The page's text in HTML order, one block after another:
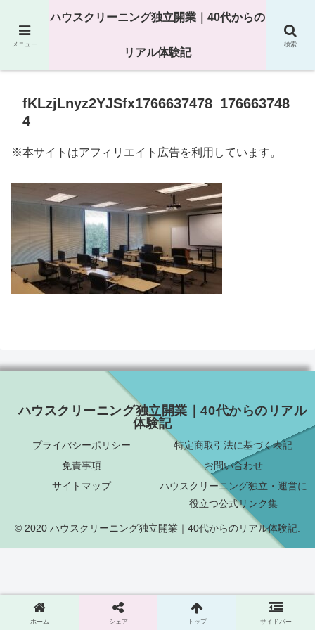
25年以上の現場経験をもとにハウスクリーニング独立の現実
fKLzjLnyz2YJSfx1766637478_176663748
4
※本サイトはアフィリエイト広告を利用しています。
ハウスクリーニング独立開業｜40代からのリアル
体験記
プライバシーポリシー
特定商取引法に基づく表記
免責事項
お問い合わせ
サイトマップ
ハウスクリーニング独立・運営に
役立つ公式リンク集
© 2020 ハウスクリーニング独立開業｜40代からのリアル体験記.
メニュー
ハウスクリーニング独立開業｜40代からの
リアル体験記
検索
ホーム シェア トップ サイドバー